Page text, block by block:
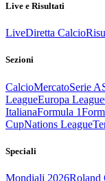
Live e Risultati
LiveDiretta Calcio
Sezioni
CalcioMercatoSerie A
LeagueEuropa League
ItalianaFormula 1
CupNations League
Speciali
Mondiali 2026Roland